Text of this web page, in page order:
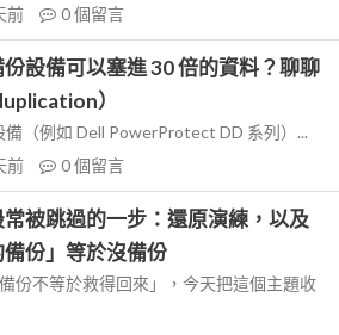
前 0個留言
設備可以塞進 30 倍的資料？聊聊
）
（例如 Dell PowerProtect DD 系列）...
前 0個留言
被跳過的一步：還原演練，以及
份」等於沒備份
份不等於救得回來」，今天把這個主題收